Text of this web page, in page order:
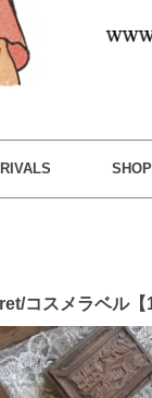
SHOP
コスメラベル【